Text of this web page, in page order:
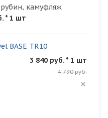
камуфляж
* 1 шт
BASE TR10
3 840 руб. * 1 шт
4 790 руб.